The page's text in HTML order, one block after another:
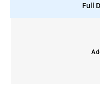
Full